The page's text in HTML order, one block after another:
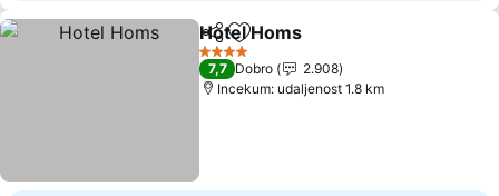
Deli Dodati u favorite
Hotel Homs
4 Zvezdice
7,7 Dobro
2.908
Incekum: udaljenost 1.8 km